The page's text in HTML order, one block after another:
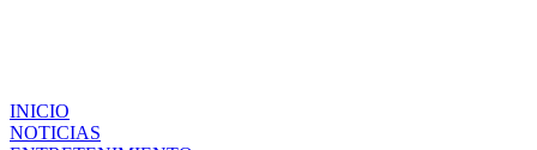
INICIO
NOTICIAS